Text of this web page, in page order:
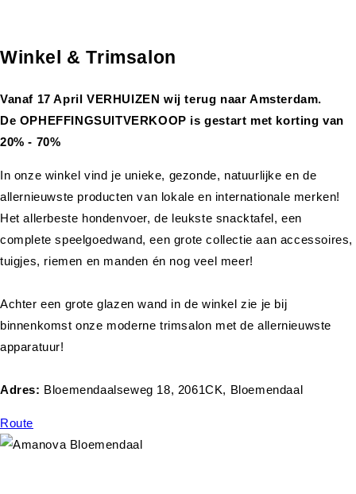
Winkel & Trimsalon
Vanaf 17 April VERHUIZEN wij terug naar Amsterdam.
De OPHEFFINGSUITVERKOOP is gestart met korting van
20% - 70%
In onze winkel vind je unieke, gezonde, natuurlijke en de
allernieuwste producten van lokale en internationale merken!
Het allerbeste hondenvoer, de leukste snacktafel, een
complete speelgoedwand, een grote collectie aan accessoires,
tuigjes, riemen en manden én nog veel meer!
Achter een grote glazen wand in de winkel zie je bij
binnenkomst onze moderne trimsalon met de allernieuwste
apparatuur!
Adres: Bloemendaalseweg 18, 2061CK, Bloemendaal
Route